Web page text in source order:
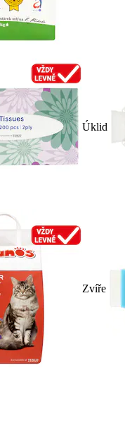
Úklid
Zvíře